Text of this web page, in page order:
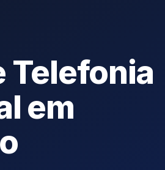
Telefonia
em